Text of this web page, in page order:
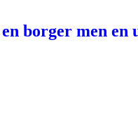
borger men en